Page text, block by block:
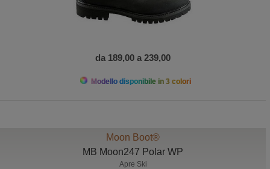
da 189,00 a 239,00
Modello disponibile in 3 colori
Moon Boot®
MB Moon247 Polar WP
Apre Ski